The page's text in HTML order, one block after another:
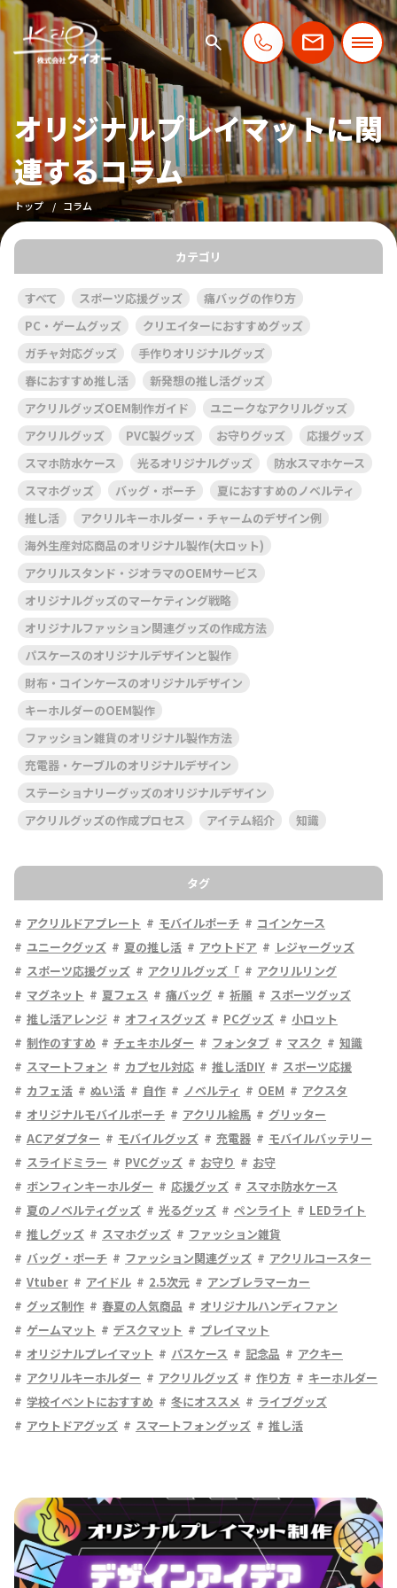
オリジナルプレイマットに関
連するコラム
トップ コラム
カテゴリ
すべて スポーツ応援グッズ
痛バッグの作り方
PC・ゲームグッズ
クリエイターにおすすめグッズ
ガチャ対応グッズ
手作りオリジナルグッズ
春におすすめ推し活
新発想の推し活グッズ
アクリルグッズOEM制作ガイド
ユニークなアクリルグッズ
アクリルグッズ
PVC製グッズ お守りグッズ
応援グッズ
スマホ防水ケース
光るオリジナルグッズ
防水スマホケース
スマホグッズ
バッグ・ポーチ
夏におすすめのノベルティ
推し活
アクリルキーホルダー・チャームのデザイン例
海外生産対応商品のオリジナル製作(大ロット)
アクリルスタンド・ジオラマのOEMサービス
オリジナルグッズのマーケティング戦略
オリジナルファッション関連グッズの作成方法
パスケースのオリジナルデザインと製作
財布・コインケースのオリジナルデザイン
キーホルダーのOEM製作
ファッション雑貨のオリジナル製作方法
充電器・ケーブルのオリジナルデザイン
ステーショナリーグッズのオリジナルデザイン
アクリルグッズの作成プロセス
アイテム紹介 知識
タグ
アクリルドアプレート モバイルポーチ
コインケース
ユニークグッズ
夏の推し活 アウトドア
レジャーグッズ
スポーツ応援グッズ
アクリルグッズ「
アクリルリング
マグネット
夏フェス 痛バッグ 祈願
スポーツグッズ
推し活アレンジ
オフィスグッズ PCグッズ
小ロット
制作のすすめ
チェキホルダー フォンタブ マスク
知識
スマートフォン
カプセル対応 推し活DIY
スポーツ応援
カフェ活
ぬい活 自作 ノベルティ OEM
アクスタ
オリジナルモバイルポーチ
アクリル絵馬
グリッター
ACアダプター
モバイルグッズ 充電器
モバイルバッテリー
スライドミラー
PVCグッズ お守り
お守
ボンフィンキーホルダー
応援グッズ
スマホ防水ケース
夏のノベルティグッズ
光るグッズ ペンライト
LEDライト
推しグッズ
スマホグッズ
ファッション雑貨
バッグ・ポーチ
ファッション関連グッズ
アクリルコースター
Vtuber
アイドル 2.5次元
アンブレラマーカー
グッズ制作
春夏の人気商品
オリジナルハンディファン
ゲームマット
デスクマット
プレイマット
オリジナルプレイマット
パスケース 記念品
アクキー
アクリルキーホルダー
アクリルグッズ 作り方
キーホルダー
学校イベントにおすすめ
冬にオススメ
ライブグッズ
アウトドアグッズ
スマートフォングッズ 推し活